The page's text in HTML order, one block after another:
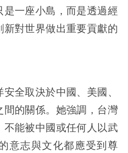
一座小島，而是透過經
對世界做出重要貢獻的
全取決於中國、美國、
間的關係。她強調，台灣
能被中國或任何人以武
意志與文化都應受到尊